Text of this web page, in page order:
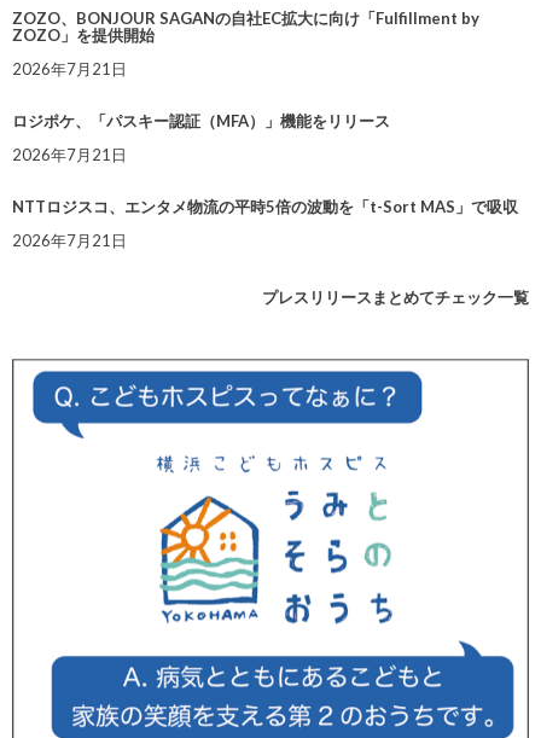
ZOZO、BONJOUR SAGANの自社EC拡大に向け「Fulfillment by
ZOZO」を提供開始
2026年7月21日
ロジポケ、「パスキー認証（MFA）」機能をリリース
2026年7月21日
NTTロジスコ、エンタメ物流の平時5倍の波動を「t-Sort MAS」で吸収
2026年7月21日
プレスリリースまとめてチェック一覧